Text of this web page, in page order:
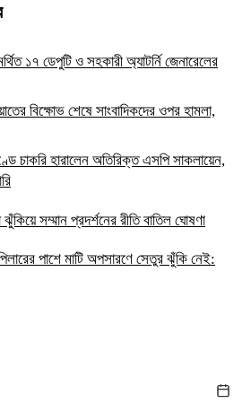
১৭ ডেপুটি ও সহকারী অ্যাটর্নি জেনারেলের
বিক্ষোভ শেষে সাংবাদিকদের ওপর হামলা,
চাকরি হারালেন অতিরিক্ত এসপি সাকলায়েন,
ঝুঁকিয়ে সম্মান প্রদর্শনের রীতি বাতিল ঘোষণা
পাশে মাটি অপসারণে সেতুর ঝুঁকি নেই: